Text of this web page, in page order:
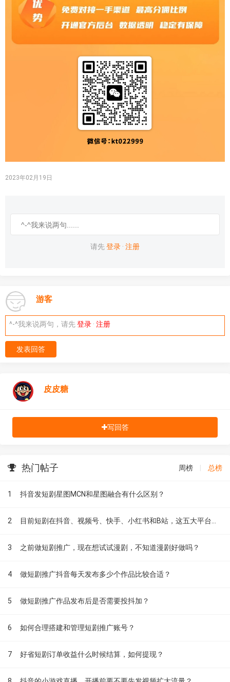
2023年02月19日
请先登录 · 注册
游客
^-^我来说两句，请先登录 · 注册
发表回答
皮皮糖
写回答
热门帖子 周榜 总榜
1 抖音发短剧星图MCN和星图融合有什么区别？
2
3 之前做短剧推广，现在想试试漫剧，不知道漫剧好做吗？
4 做短剧推广抖音每天发布多少个作品比较合适？
5 做短剧推广作品发布后是否需要投抖加？
6 如何合理搭建和管理短剧推广账号？
7 好省短剧订单收益什么时候结算，如何提现？